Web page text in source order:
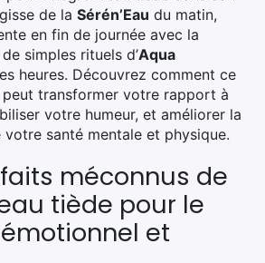
de la Sérén’Eau du matin,
en fin de journée avec la
simples rituels d’Aqua
heures. Découvrez comment ce
transformer votre rapport à
votre humeur, et améliorer la
santé mentale et physique.
méconnus de
tiède pour le
et